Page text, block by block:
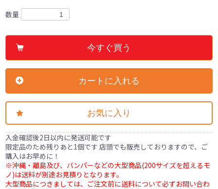
数量
今すぐ買う
カートに入れる
お気に入り
入金確認後2日以内に発送可能です
限定品のため残りあと1個です 店頭でも販売しておりますので、ご
購入はお早めに！
※沖縄・離島及び、バンパーなどの大型商品(200サイズを超えるモ
ノ)は送料が別途お見積りとなります。
大型商品につきましては、ご注文前に送料について必ずお問い合わ